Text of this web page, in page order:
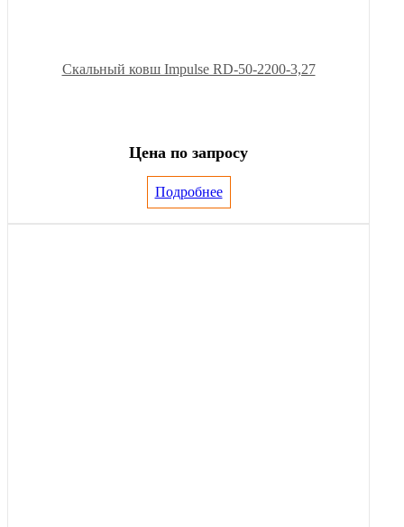
Скальный ковш Impulse RD-50-2200-3,27
Цена по запросу
Подробнее